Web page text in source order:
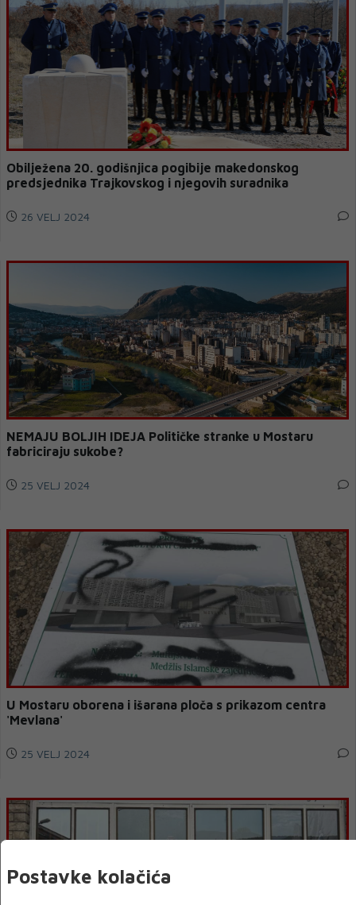
Obilježena 20. godišnjica pogibije makedonskog
predsjednika Trajkovskog i njegovih suradnika
26 VELJ 2024
NEMAJU BOLJIH IDEJA Političke stranke u Mostaru
fabriciraju sukobe?
25 VELJ 2024
U Mostaru oborena i išarana ploča s prikazom centra
'Mevlana'
25 VELJ 2024
Postavke kolačića